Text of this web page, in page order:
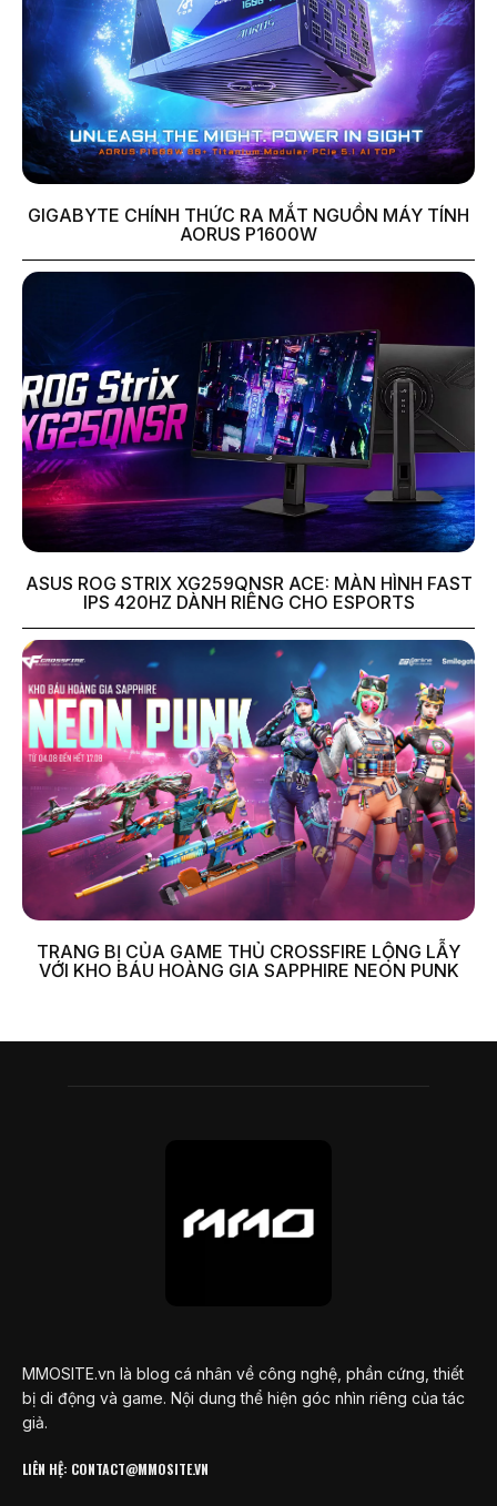
GIGABYTE CHÍNH THỨC RA MẮT NGUỒN MÁY TÍNH
AORUS P1600W
ASUS ROG STRIX XG259QNSR ACE: MÀN HÌNH FAST
IPS 420HZ DÀNH RIÊNG CHO ESPORTS
TRANG BỊ CỦA GAME THỦ CROSSFIRE LỘNG LẪY
VỚI KHO BÁU HOÀNG GIA SAPPHIRE NEON PUNK
MMOSITE.vn là blog cá nhân về công nghệ, phần cứng, thiết
bị di động và game. Nội dung thể hiện góc nhìn riêng của tác
giả.
LIÊN HỆ: CONTACT@MMOSITE.VN